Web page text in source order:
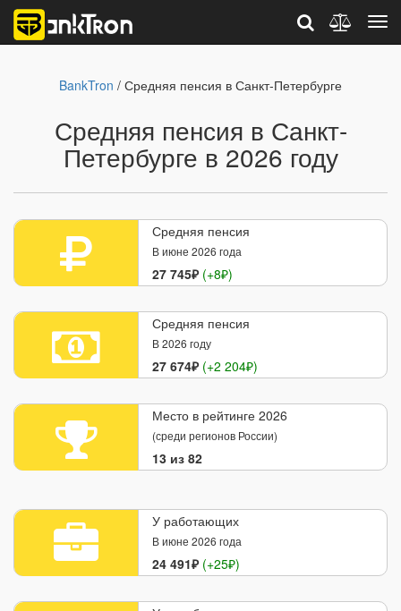
BankTron / Средняя пенсия в Санкт-Петербурге
Средняя пенсия в Санкт-
Петербурге в 2026 году
Средняя пенсия
В июне 2026 года
27 745₽(+8₽)
Средняя пенсия
В 2026 году
27 674₽(+2 204₽)
Место в рейтинге 2026
(среди регионов России)
13 из 82
У работающих
В июне 2026 года
24 491₽ (+25₽)